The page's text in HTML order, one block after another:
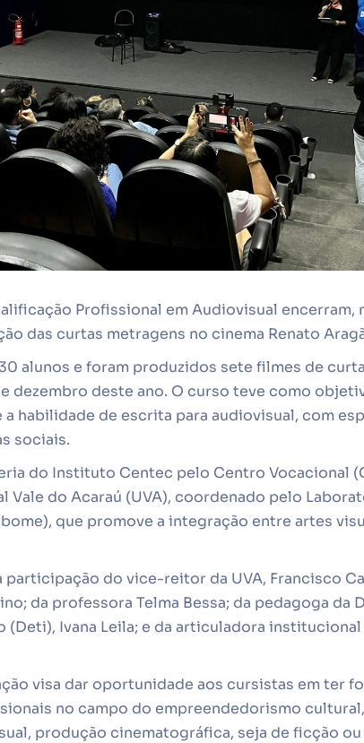
Profissional em Audiovisual encerram,
das curtas metragens no cinema Renato
alunos e foram produzidos sete filmes de
dezembro deste ano. O curso teve como
habilidade de escrita para audiovisual, com
sociais.
do Instituto Centec pelo Centro Vocacional
Vale do Acaraú (UVA), coordenado pelo
que promove a integração entre artes
participação do vice-reitor da UVA, Francisco
da professora Telma Bessa; da pedagoga da
(Deti), Ivana Leila; e da articuladora
visa dar oportunidade aos cursistas em ter
no campo do empreendedorismo
produção cinematográfica, seja de ficção